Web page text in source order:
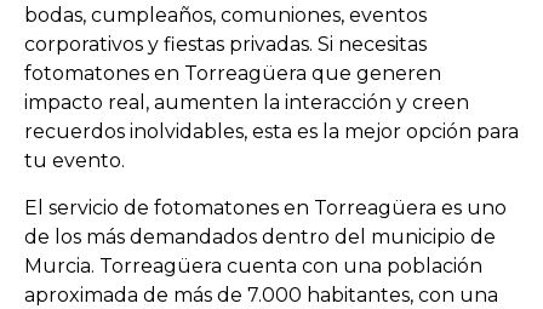
bodas, cumpleaños, comuniones, eventos
corporativos y fiestas privadas. Si necesitas
fotomatones en Torreagüera que generen
impacto real, aumenten la interacción y creen
recuerdos inolvidables, esta es la mejor opción para
tu evento.
El servicio de fotomatones en Torreagüera es uno
de los más demandados dentro del municipio de
Murcia. Torreagüera cuenta con una población
aproximada de más de 7.000 habitantes, con una